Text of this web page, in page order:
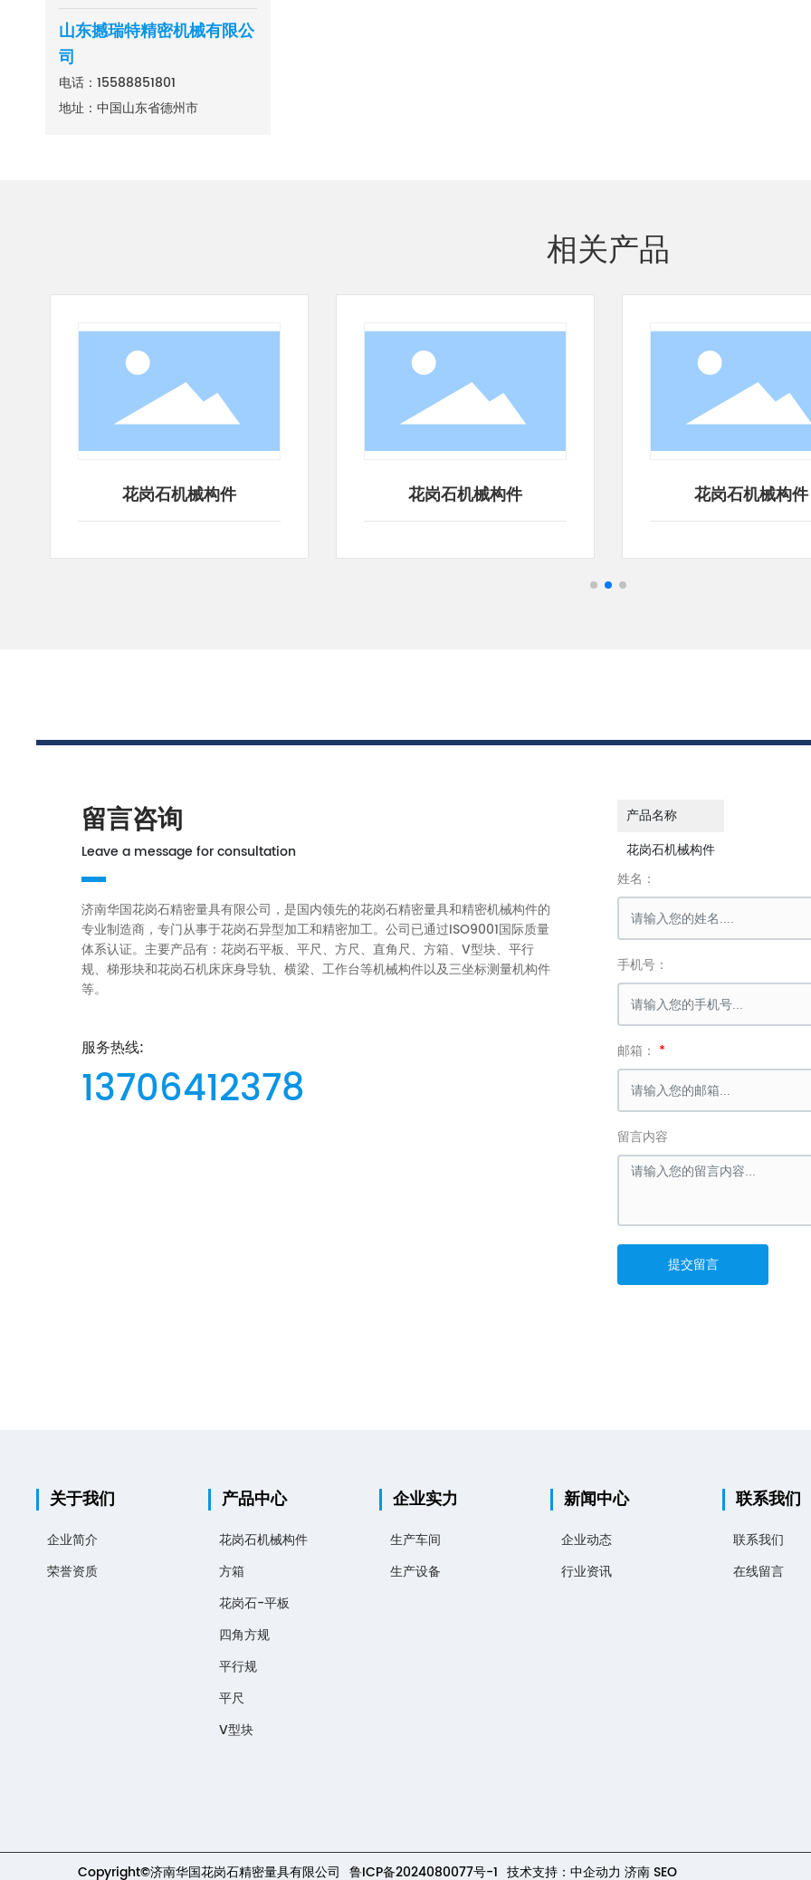
山东撼瑞特精密机械有限公
司
电话： 15588851801
地址：中国山东省德州市
相关产品
花岗石机械构件 花岗石机械构件 花
留言咨询
Leave a message for consultation
济南华国花岗石精密量具有限公司，是国内领先的花岗石精密量具和精密机械构件的
专业制造商，专门从事于花岗石异型加工和精密加工。公司已通过ISO9001国际质量
体系认证。主要产品有：花岗石平板、平尺、方尺、直角尺、方箱、V型块、平行
规、梯形块和花岗石机床床身导轨、横梁、工作台等机械构件以及三坐标测量机构件
等。
服务热线:
13706412378
产品名称
花岗石机械构件
姓名：
手机号：
邮箱：
留言内容
提交留言
关于我们
企业简介
荣誉资质
产品中心
花岗石机械构件
方箱
花岗石-平板
四角方规
平行规
平尺
V型块
企业实力
生产车间
生产设备
新闻中心
企业动态
行业资讯
联系我们
联系我们
在线留言
Copyright©济南华国花岗石精密量具有限公司 鲁ICP备2024080077号-1 技术支持：中企动力 济南 SEO